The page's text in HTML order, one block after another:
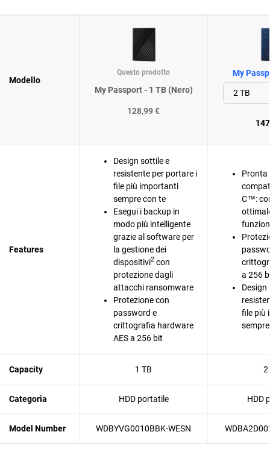
Modello
Questo prodotto
My Passport - 1 TB (Nero)
128,99 €
My
Features
Design sottile e
resistente per portare i
file più importanti
sempre con te
Esegui i backup in
modo più intelligente
grazie al software per
la gestione dei
dispositivi2 con
protezione dagli
attacchi ransomware
Protezione con
password e
crittografia hardware
AES a 256 bit
Pronta
C™:
a 256
Design
file più
Capacity 1 TB 2
Categoria HDD portatile HDD
Model Number WDBYVG0010BBK-WESN